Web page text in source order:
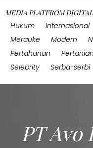
MEDIA PLATFROM
Hukum
Internasional
Merauke
Modern
Pertahanan
Pertanian
Selebrity
Serba-serbi
PT